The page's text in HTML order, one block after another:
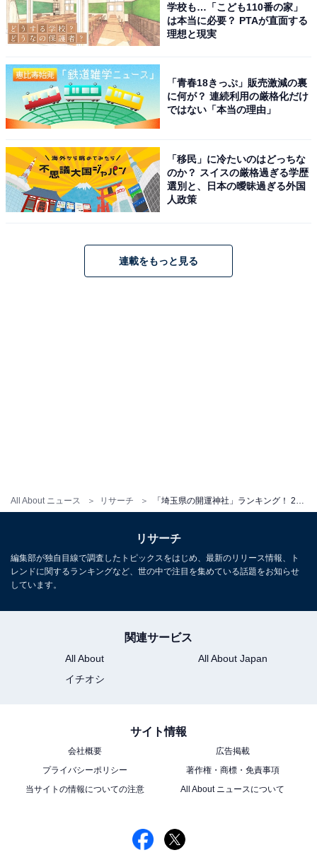
All About ニュース リサーチ
こちらもおすすめ
「東京都の開運神社」ランキング！ 2位「東京
大神宮」、1位は？【2025年調査】
1 2
学校も…「こども110番の家」
は本当に必要？ PTAが直面する
理想と現実
「青春18きっぷ」販売激減の裏
に何が？ 連続利用の厳格化だけ
ではない「本当の理由」
「移民」に冷たいのはどっちな
のか？ スイスの厳格過ぎる学歴
選別と、日本の曖昧過ぎる外国
人政策
連載をもっと見る
リサーチ
編集部が独自目線で調査したトピックスをはじめ、最新のリリース情報、ト
レンドに関するランキングなど、世の中で注目を集めている話題をお知らせ
しています。
関連サービス
All About
All About Japan
イチオシ
サイト情報
会社概要
広告掲載
プライバシーポリシー
著作権・商標・免責事項
当サイトの情報についての注意
All About ニュースについて